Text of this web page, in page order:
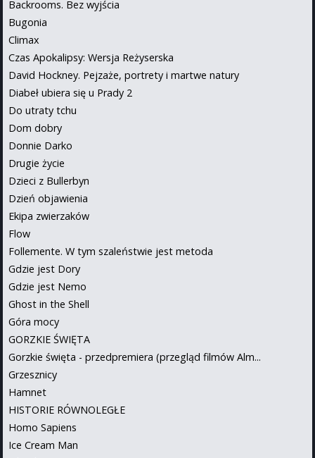
Backrooms. Bez wyjścia
Bugonia
Climax
Czas Apokalipsy: Wersja Reżyserska
David Hockney. Pejzaże, portrety i martwe natury
Diabeł ubiera się u Prady 2
Do utraty tchu
Dom dobry
Donnie Darko
Drugie życie
Dzieci z Bullerbyn
Dzień objawienia
Ekipa zwierzaków
Flow
Follemente. W tym szaleństwie jest metoda
Gdzie jest Dory
Gdzie jest Nemo
Ghost in the Shell
Góra mocy
GORZKIE ŚWIĘTA
Gorzkie święta - przedpremiera (przegląd filmów Alm...
Grzesznicy
Hamnet
HISTORIE RÓWNOLEGŁE
Homo Sapiens
Ice Cream Man